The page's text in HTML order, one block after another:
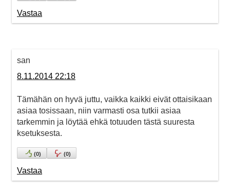
Vastaa
san
8.11.2014 22:18
Tämähän on hyvä juttu, vaikka kaikki eivät ottaisikaan
asiaa tosissaan, niin varmasti osa tutkii asiaa
tarkemmin ja löytää ehkä totuuden tästä suuresta
ksetuksesta.
(0) (0)
Vastaa